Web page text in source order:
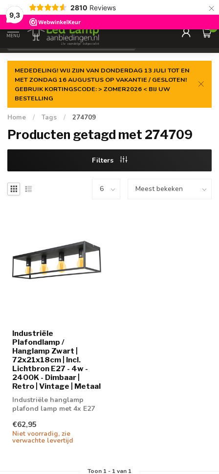
9,3
2810 Reviews ×
Gegarandeerde delaagste prijs
MENU
0
MEDEDELING! WIJ ZIJN VAN DONDERDAG 13 JULI TOT EN
MET ZONDAG 16 AUGUSTUS OP VAKANTIE / GESLOTEN!
GEBRUIK KORTINGSCODE: > ZOMER2026 < BIJ UW
BESTELLING
Home / Tags / 274709
Producten getagd met 274709
Filters
Industriële
Plafondlamp /
Hanglamp Zwart |
72x21x18cm | Incl.
Lichtbron E27 - 4w -
2400K - Dimbaar |
Retro | Vintage | Metaal
Industriële hanglamp
plafond lamp met 4x E27
€62,95
Niet voorradig, zie
verwachte levertijd
Toon 1- 1van 1